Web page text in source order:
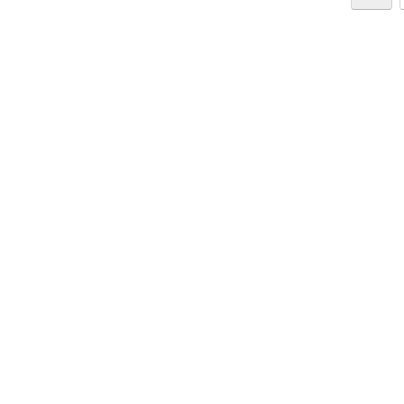
てしまった場合でも乗員や歩行者
端を使って粘土に深い溝を彫り込